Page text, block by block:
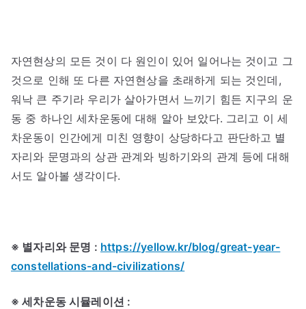
자연현상의 모든 것이 다 원인이 있어 일어나는 것이고 그
것으로 인해 또 다른 자연현상을 초래하게 되는 것인데,
워낙 큰 주기라 우리가 살아가면서 느끼기 힘든 지구의 운
동 중 하나인 세차운동에 대해 알아 보았다. 그리고 이 세
차운동이 인간에게 미친 영향이 상당하다고 판단하고 별
자리와 문명과의 상관 관계와 빙하기와의 관계 등에 대해
서도 알아볼 생각이다.
※ 별자리와 문명 : https://yellow.kr/blog/great-year-
constellations-and-civilizations/
※ 세차운동 시뮬레이션 :